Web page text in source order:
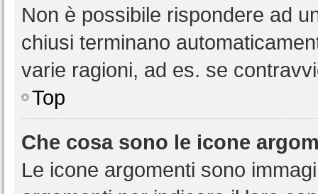
Non è possibile rispondere ad
chiusi terminano
varie ragioni, ad es. se
Top
Che cosa sono le icone
Le icone argomenti sono